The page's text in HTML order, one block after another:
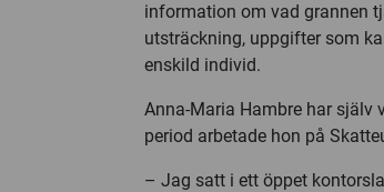
information om vad grannen
utsträckning, uppgifter som
enskild individ.
Anna-Maria Hambre har själv
period arbetade hon på
– Jag satt i ett öppet